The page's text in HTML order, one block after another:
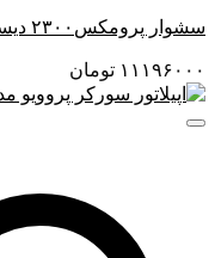
سشوار پرومکس۲۳۰۰ دیسپانسردار مدل ۷۴۱۵d
۱۱۱۹۶۰۰۰ تومان